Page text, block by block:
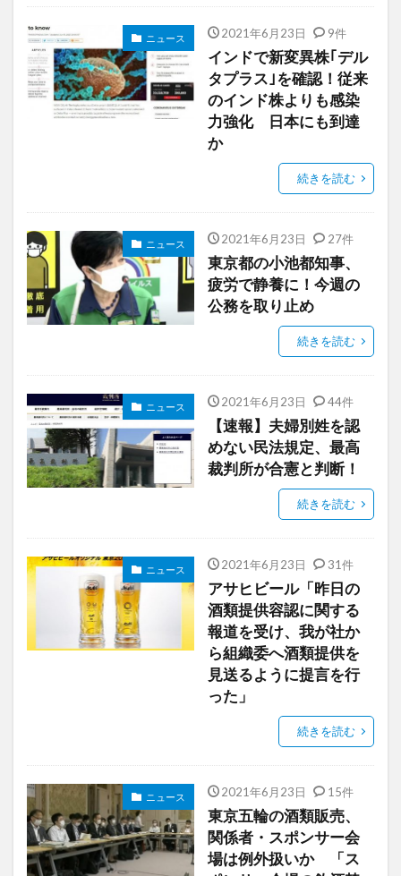
ニュース 2021年6月23日 9件
インドで新変異株｢デル
タプラス｣を確認！従来
のインド株よりも感染
力強化 日本にも到達
か
続きを読む
ニュース 2021年6月23日 27件
東京都の小池都知事、
疲労で静養に！今週の
公務を取り止め
続きを読む
ニュース 2021年6月23日 44件
【速報】夫婦別姓を認
めない民法規定、最高
裁判所が合憲と判断！
続きを読む
ニュース 2021年6月23日 31件
アサヒビール「昨日の
酒類提供容認に関する
報道を受け、我が社か
ら組織委へ酒類提供を
見送るように提言を行
った」
続きを読む
ニュース 2021年6月23日 15件
東京五輪の酒類販売、
関係者・スポンサー会
場は例外扱いか 「ス